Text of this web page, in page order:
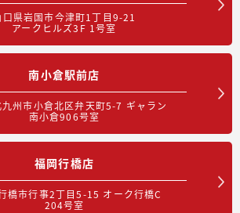
口県岩国市今津町1丁目9-21
アークヒルズ3F 1号室
南小倉駅前店
州市小倉北区弁天町5-7 ギャラン
南小倉906号室
福岡行橋店
橋市行事2丁目5-15 オーク行橋C
204号室